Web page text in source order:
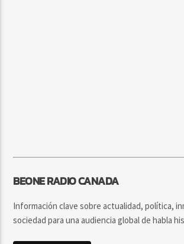
BEONE RADIO CANADA
Información clave sobre actualidad, política,
sociedad para una audiencia global de habla